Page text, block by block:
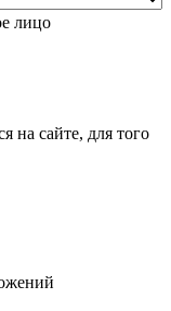
лицо
на сайте, для того